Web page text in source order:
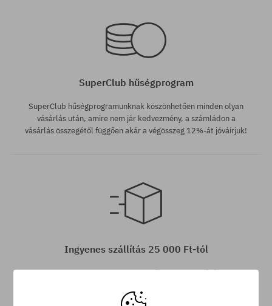
41; 43.5; 44; 45
SuperClub hűségprogram
SuperClub hűségprogramunknak köszönhetően minden olyan
vásárlás után, amire nem jár kedvezmény, a számládon a
vásárlás összegétől függően akár a végösszeg 12%-át jóváírjuk!
Ingyenes szállítás 25 000 Ft-tól
Minden 25 000 Ft. feletti megrendelést INGYEN szállítunk GLS